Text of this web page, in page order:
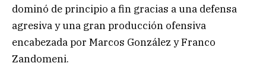
dominó de principio a fin gracias a una defensa
agresiva y una gran producción ofensiva
encabezada por Marcos González y Franco
Zandomeni.